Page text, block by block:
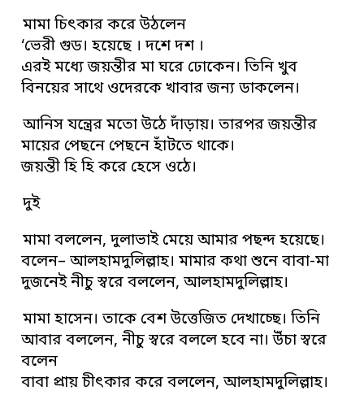
মামা চিৎকার করে উঠলেন
‘ভেরী গুড। হয়েছে । দশে দশ ।
এরই মধ্যে জয়ন্তীর মা ঘরে ঢোকেন। তিনি খুব
বিনয়ের সাথে ওদেরকে খাবার জন্য ডাকলেন।
আনিস যন্ত্রের মতো উঠে দাঁড়ায়। তারপর জয়ন্তীর
মায়ের পেছনে পেছনে হাঁটতে থাকে।
জয়ন্তী হি হি করে হেসে ওঠে।
দুই
মামা বললেন, দুলাভাই মেয়ে আমার পছন্দ হয়েছে।
বলেন– আলহামদুলিল্লাহ। মামার কথা শুনে বাবা-মা
দুজনেই নীচু স্বরে বললেন, আলহামদুলিল্লাহ।
মামা হাসেন। তাকে বেশ উত্তেজিত দেখাচ্ছে। তিনি
আবার বললেন, নীচু স্বরে বললে হবে না। উঁচা স্বরে
বলেন
বাবা প্রায় চীৎকার করে বললেন, আলহামদুলিল্লাহ।